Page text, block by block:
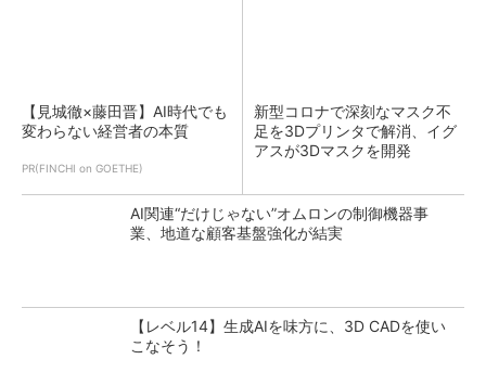
【見城徹×藤田晋】AI時代でも
変わらない経営者の本質
PR(FINCHI on GOETHE)
新型コロナで深刻なマスク不
足を3Dプリンタで解消、イグ
アスが3Dマスクを開発
AI関連“だけじゃない”オムロンの制御機器事
業、地道な顧客基盤強化が結実
【レベル14】生成AIを味方に、3D CADを使い
こなそう！